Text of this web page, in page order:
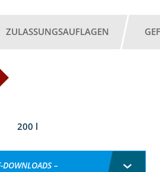
ZULASSUNGSAUFLAGEN
200 l
DOWNLOADS –